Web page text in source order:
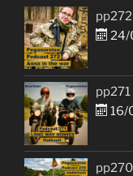
24/
16/